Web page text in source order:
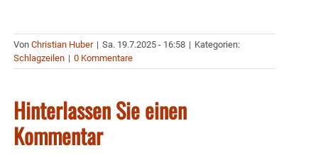
Von Christian Huber | Sa. 19.7.2025 - 16:58 | Kategorien:
Schlagzeilen | 0 Kommentare
Hinterlassen Sie einen
Kommentar